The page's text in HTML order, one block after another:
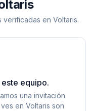
en Voltaris.
equipo.
una invitación
en Voltaris son